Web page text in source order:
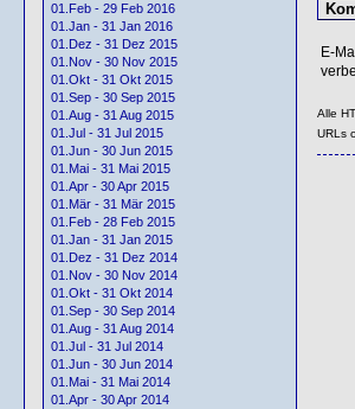
01.Feb - 29 Feb 2016
01.Jan - 31 Jan 2016
01.Dez - 31 Dez 2015
01.Nov - 30 Nov 2015
01.Okt - 31 Okt 2015
01.Sep - 30 Sep 2015
01.Aug - 31 Aug 2015
01.Jul - 31 Jul 2015
01.Jun - 30 Jun 2015
01.Mai - 31 Mai 2015
01.Apr - 30 Apr 2015
01.Mär - 31 Mär 2015
01.Feb - 28 Feb 2015
01.Jan - 31 Jan 2015
01.Dez - 31 Dez 2014
01.Nov - 30 Nov 2014
01.Okt - 31 Okt 2014
01.Sep - 30 Sep 2014
01.Aug - 31 Aug 2014
01.Jul - 31 Jul 2014
01.Jun - 30 Jun 2014
01.Mai - 31 Mai 2014
01.Apr - 30 Apr 2014
E-
Alle
URLs